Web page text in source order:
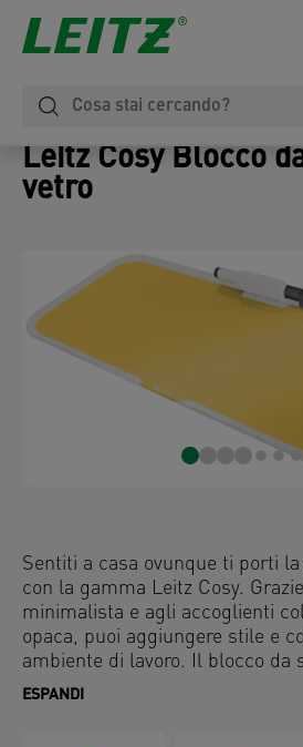
Leitz Cosy Blocco
vetro
Sentiti a casa ovunque ti porti
con la gamma Leitz Cosy.
minimalista e agli accoglienti
opaca, puoi aggiungere stile e
ambiente di lavoro. Il blocco da
è uno strumento ideale per
ESPANDI